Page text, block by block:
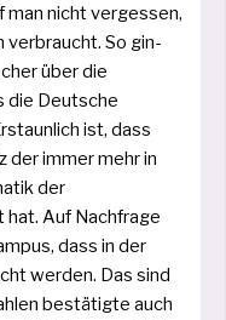
man nicht ver­ges­sen,
ver­braucht. So gin­
über die
die Deutsche
ist, dass
der immer mehr in
der
Auf Nachfrage
dass in der
wer­den. Das sind
bestä­tig­te auch